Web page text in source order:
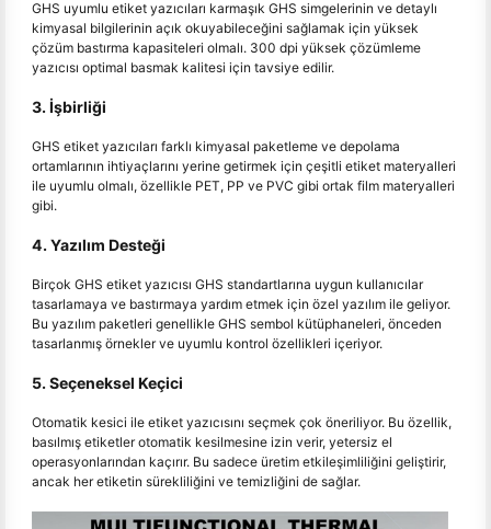
GHS uyumlu etiket yazıcıları karmaşık GHS simgelerinin ve detaylı
kimyasal bilgilerinin açık okuyabileceğini sağlamak için yüksek
çözüm bastırma kapasiteleri olmalı. 300 dpi yüksek çözümleme
yazıcısı optimal basmak kalitesi için tavsiye edilir.
3. İşbirliği
GHS etiket yazıcıları farklı kimyasal paketleme ve depolama
ortamlarının ihtiyaçlarını yerine getirmek için çeşitli etiket materyalleri
ile uyumlu olmalı, özellikle PET, PP ve PVC gibi ortak film materyalleri
gibi.
4. Yazılım Desteği
Birçok GHS etiket yazıcısı GHS standartlarına uygun kullanıcılar
tasarlamaya ve bastırmaya yardım etmek için özel yazılım ile geliyor.
Bu yazılım paketleri genellikle GHS sembol kütüphaneleri, önceden
tasarlanmış örnekler ve uyumlu kontrol özellikleri içeriyor.
5. Seçeneksel Keçici
Otomatik kesici ile etiket yazıcısını seçmek çok öneriliyor. Bu özellik,
basılmış etiketler otomatik kesilmesine izin verir, yetersiz el
operasyonlarından kaçırır. Bu sadece üretim etkileşimliliğini geliştirir,
ancak her etiketin sürekliliğini ve temizliğini de sağlar.